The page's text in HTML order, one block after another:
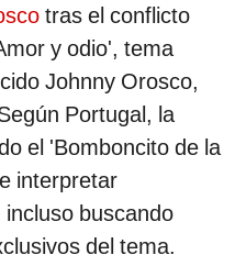
tras el conflicto
y odio', tema
Johnny Orosco,
Portugal, la
el 'Bomboncito de la
interpretar
buscando
del tema.